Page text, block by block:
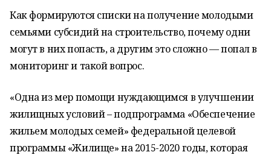
Как формируются списки на получение молодыми
семьями субсидий на строительство, почему одни
могут в них попасть, а другим это сложно — попал в
мониторинг и такой вопрос.
«Одна из мер помощи нуждающимся в улучшении
жилищных условий – подпрограмма «Обеспечение
жильем молодых семей» федеральной целевой
программы «Жилище» на 2015-2020 годы, которая